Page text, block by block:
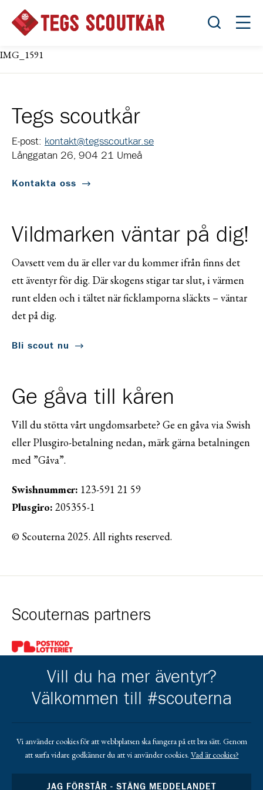
Öppna
IMG_1591
Tegs scoutkår
E-post: kontakt@tegsscoutkar.se
Långgatan 26, 904 21 Umeå
Kontakta oss
Vildmarken väntar på dig!
Oavsett vem du är eller var du kommer ifrån finns det
ett äventyr för dig. Där skogens stigar tar slut, i värmen
runt elden och i tältet när ficklamporna släckts – väntar
det på dig.
Bli scout nu
Ge gåva till kåren
Vill du stötta vårt ungdomsarbete? Ge en gåva via Swish
eller Plusgiro-betalning nedan, märk gärna betalningen
med ”Gåva”.
Swishnummer: 123-591 21 59
Plusgiro: 205355-1
© Scouterna 2025. All rights reserved.
Scouternas partners
Gå till pl_50
Gå till https://www.mera.se/Gå till https://www.lansforsakringar.se/
Gå till https://
Vill du ha mer äventyr?
Välkommen till #scouterna
Vi använder cookies för att webbplatsen ska fungera på ett bra sätt. Genom
att surfa vidare godkänner du att vi använder cookies. Vad är cookies?
JAG FÖRSTÅR - STÄNG MEDDELANDET